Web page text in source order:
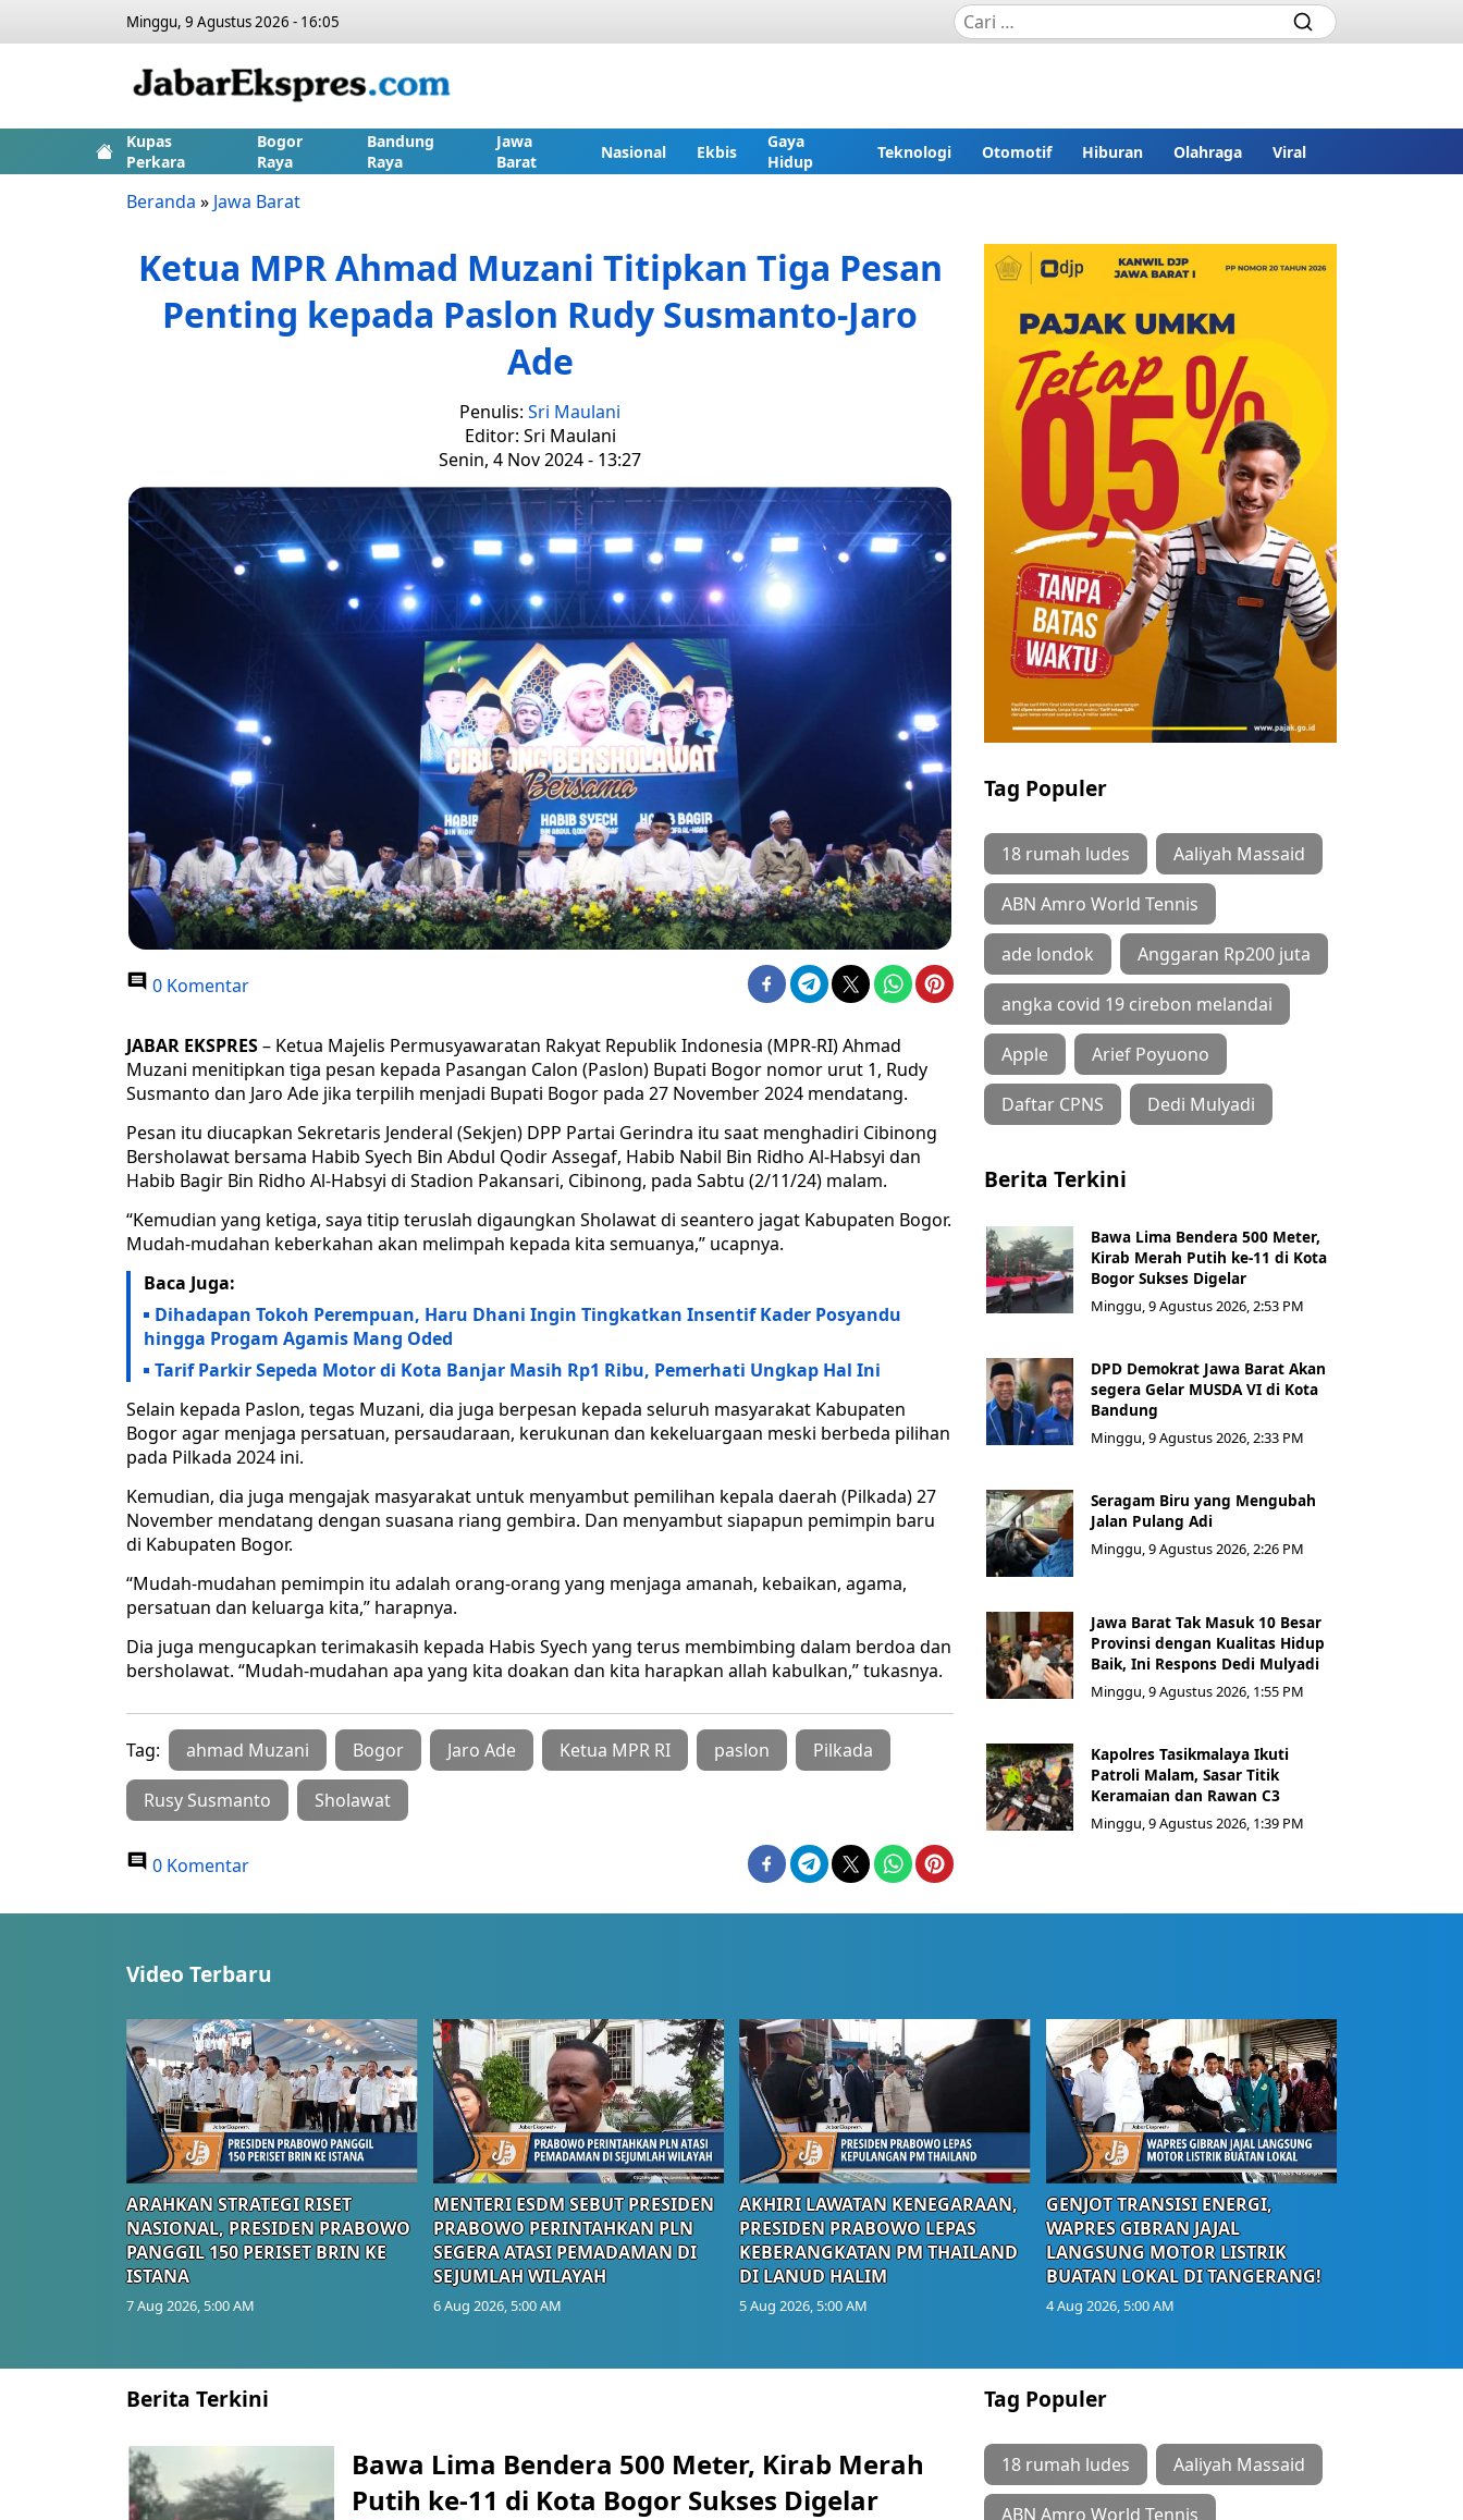
Minggu, 9 Agustus 2026 - 16:05
Kupas
Perkara
Bogor
Raya
Bandung
Raya
Jawa
Barat
Nasional Ekbis
Gaya
Hidup
Teknologi Otomotif Hiburan Olahraga Viral
Beranda » Jawa Barat
Ketua MPR Ahmad Muzani Titipkan Tiga Pesan
Penting kepada Paslon Rudy Susmanto-Jaro
Ade
Penulis: Sri Maulani
Editor: Sri Maulani
Senin, 4 Nov 2024 - 13:27
0 Komentar
JABAR EKSPRES– Ketua Majelis Permusyawaratan Rakyat Republik Indonesia (MPR-RI) Ahmad
Muzani menitipkan tiga pesan kepada Pasangan Calon (Paslon) Bupati Bogor nomor urut 1, Rudy
Susmanto dan Jaro Ade jika terpilih menjadi Bupati Bogor pada 27 November 2024 mendatang.
Pesan itu diucapkan Sekretaris Jenderal (Sekjen) DPP Partai Gerindra itu saat menghadiri Cibinong
Bersholawat bersama Habib Syech Bin Abdul Qodir Assegaf, Habib Nabil Bin Ridho Al-Habsyi dan
Habib Bagir Bin Ridho Al-Habsyi di Stadion Pakansari, Cibinong, pada Sabtu (2/11/24) malam.
“Kemudian yang ketiga, saya titip teruslah digaungkan Sholawat di seantero jagat Kabupaten Bogor.
Mudah-mudahan keberkahan akan melimpah kepada kita semuanya,” ucapnya.
Baca Juga:
Dihadapan Tokoh Perempuan, Haru Dhani Ingin Tingkatkan Insentif Kader Posyandu
hingga Progam Agamis Mang Oded
Tarif Parkir Sepeda Motor di Kota Banjar Masih Rp1 Ribu, Pemerhati Ungkap Hal Ini
Selain kepada Paslon, tegas Muzani, dia juga berpesan kepada seluruh masyarakat Kabupaten
Bogor agar menjaga persatuan, persaudaraan, kerukunan dan kekeluargaan meski berbeda pilihan
pada Pilkada 2024 ini.
Kemudian, dia juga mengajak masyarakat untuk menyambut pemilihan kepala daerah (Pilkada) 27
November mendatang dengan suasana riang gembira. Dan menyambut siapapun pemimpin baru
di Kabupaten Bogor.
“Mudah-mudahan pemimpin itu adalah orang-orang yang menjaga amanah, kebaikan, agama,
persatuan dan keluarga kita,” harapnya.
Dia juga mengucapkan terimakasih kepada Habis Syech yang terus membimbing dalam berdoa dan
bersholawat. “Mudah-mudahan apa yang kita doakan dan kita harapkan allah kabulkan,” tukasnya.
Tag: ahmad Muzani Bogor Jaro Ade Ketua MPR RI paslon Pilkada
Rusy Susmanto Sholawat
0 Komentar
Tag Populer
18 rumah ludes Aaliyah Massaid
ABN Amro World Tennis
ade londok Anggaran Rp200 juta
angka covid 19 cirebon melandai
Apple Arief Poyuono
Daftar CPNS Dedi Mulyadi
Berita Terkini
Bawa Lima Bendera 500 Meter,
Kirab Merah Putih ke-11 di Kota
Bogor Sukses Digelar
Minggu, 9 Agustus 2026, 2:53 PM
DPD Demokrat Jawa Barat Akan
segera Gelar MUSDA VI di Kota
Bandung
Minggu, 9 Agustus 2026, 2:33 PM
Seragam Biru yang Mengubah
Jalan Pulang Adi
Minggu, 9 Agustus 2026, 2:26 PM
Jawa Barat Tak Masuk 10 Besar
Provinsi dengan Kualitas Hidup
Baik, Ini Respons Dedi Mulyadi
Minggu, 9 Agustus 2026, 1:55 PM
Kapolres Tasikmalaya Ikuti
Patroli Malam, Sasar Titik
Keramaian dan Rawan C3
Minggu, 9 Agustus 2026, 1:39 PM
Video Terbaru
ARAHKAN STRATEGI RISET
NASIONAL, PRESIDEN PRABOWO
PANGGIL 150 PERISET BRIN KE
ISTANA
7 Aug 2026, 5:00 AM
MENTERI ESDM SEBUT PRESIDEN
PRABOWO PERINTAHKAN PLN
SEGERA ATASI PEMADAMAN DI
SEJUMLAH WILAYAH
6 Aug 2026, 5:00 AM
AKHIRI LAWATAN KENEGARAAN,
PRESIDEN PRABOWO LEPAS
KEBERANGKATAN PM THAILAND
DI LANUD HALIM
5 Aug 2026, 5:00 AM
GENJOT TRANSISI ENERGI,
WAPRES GIBRAN JAJAL
LANGSUNG MOTOR LISTRIK
BUATAN LOKAL DI TANGERANG!
4 Aug 2026, 5:00 AM
Berita Terkini
Bawa Lima Bendera 500 Meter, Kirab Merah
Putih ke-11 di Kota Bogor Sukses Digelar
Tag Populer
18 rumah ludes Aaliyah Massaid
ABN Amro World Tennis